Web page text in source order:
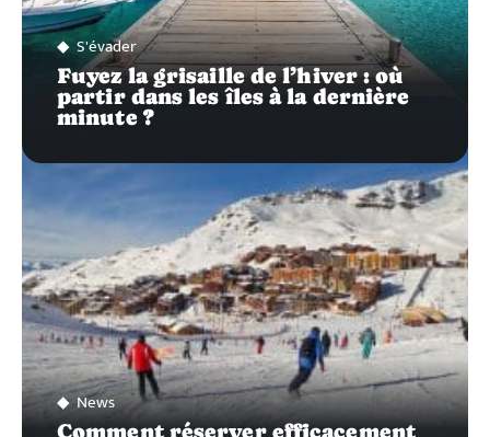
S'évader
Fuyez la grisaille de l’hiver : où
partir dans les îles à la dernière
minute ?
News
Comment réserver efficacement